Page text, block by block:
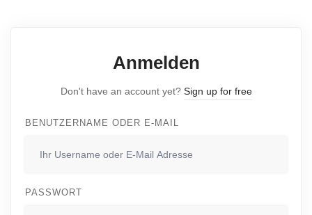
Anmelden
Don't have an account yet? Sign up for free
BENUTZERNAME ODER E-MAIL
PASSWORT